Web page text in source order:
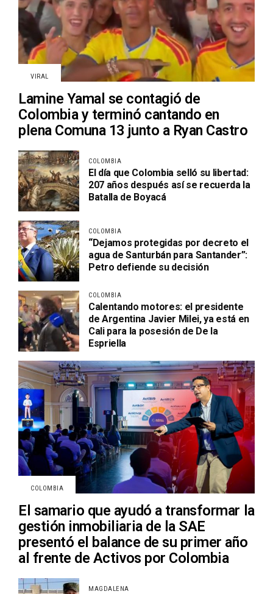
VIRAL
Lamine Yamal se contagió de
Colombia y terminó cantando en
plena Comuna 13 junto a Ryan Castro
COLOMBIA
El día que Colombia selló su libertad:
207 años después así se recuerda la
Batalla de Boyacá
COLOMBIA
“Dejamos protegidas por decreto el
agua de Santurbán para Santander”:
Petro defiende su decisión
COLOMBIA
Calentando motores: el presidente
de Argentina Javier Milei, ya está en
Cali para la posesión de De la
Espriella
COLOMBIA
El samario que ayudó a transformar la
gestión inmobiliaria de la SAE
presentó el balance de su primer año
al frente de Activos por Colombia
MAGDALENA